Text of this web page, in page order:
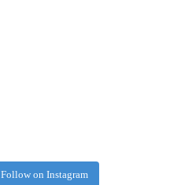
Follow on Instagram